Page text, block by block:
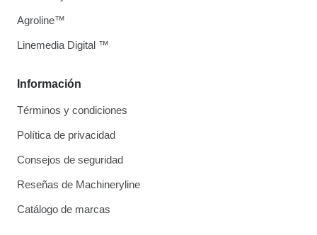
Información
Términos y condiciones
Política de privacidad
Consejos de seguridad
Reseñas de Machineryline
Catálogo de marcas
Agroline™
Linemedia Digital ™